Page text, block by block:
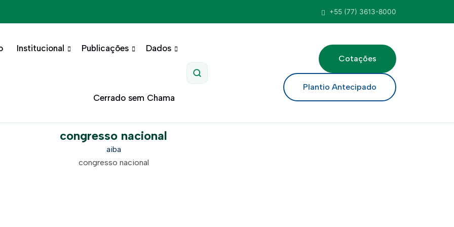
+55 (77) 3613-8000
Institucional Publicações Dados
Cerrado sem Chama
Pesquisar
Cotações
Plantio Antecipado
congresso nacional
aiba
congresso nacional